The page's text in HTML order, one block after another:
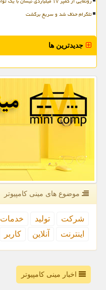
تلگرام حذف شد و سریع برگشت
جدیدترین ها
موضوع های مینی كامپیوتر
شركت تولید خدمات
اینترنت
آنلاین كاربر
اخبار مینی کامپیوتر